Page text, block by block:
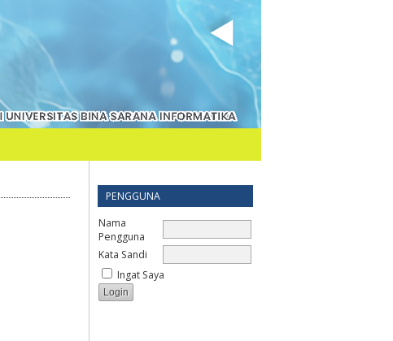
PENGGUNA
Nama
Pengguna
Kata Sandi
Ingat Saya